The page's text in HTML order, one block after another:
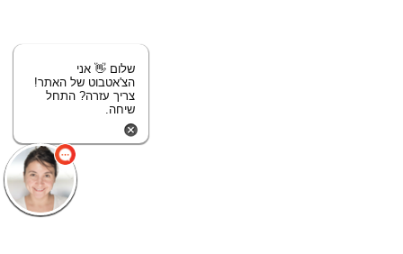
שלום 👋 אני
הצ'אטבוט של האתר!
צריך עזרה? התחל
שיחה.